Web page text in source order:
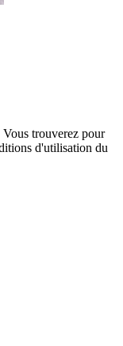
trouverez pour
d'utilisation du